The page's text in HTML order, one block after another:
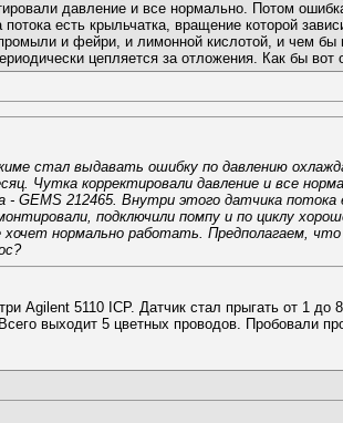
давление и все нормально. Потом
есть крыльчатка, вращение которой
и фейри, и лимонной кислотой, и чем
цепляется за отложения. Как бы
стал выдавать ошибку по давлению
Чутка корректировали давление и все
GEMS 212465. Внутри этого датчика
подключили помпу и по циклу
нормально работать. Предполагаем, что
Agilent 5110 ICP. Датчик стал прыгать от 1
выходит 5 цветных проводов. Пробовали